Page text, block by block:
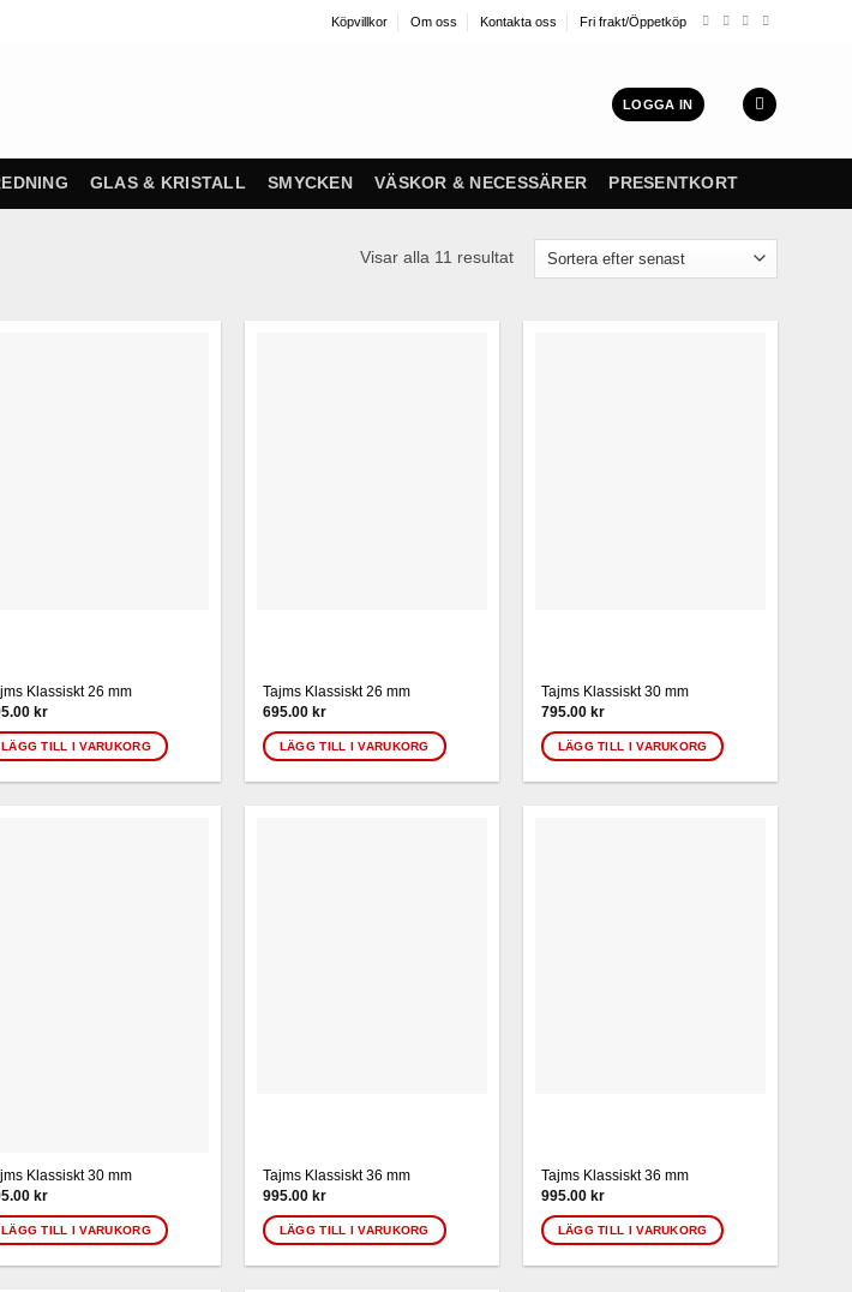
Köpvillkor Om oss Kontakta oss Fri frakt/Öppetköp
LOGGA IN
GLAS & KRISTALL SMYCKEN VÄSKOR & NECESSÄRER PRESENTKORT
Visar alla 11 resultatSortera
efter
Klassiskt 26 mm
kr
LÄGG TILL I VARUKORG
Tajms Klassiskt 26 mm
695.00 kr
LÄGG TILL I VARUKORG
Tajms Klassiskt 30 mm
795.00 kr
LÄGG TILL I VARUKORG
Klassiskt 30 mm
kr
LÄGG TILL I VARUKORG
Tajms Klassiskt 36 mm
995.00 kr
LÄGG TILL I VARUKORG
Tajms Klassiskt 36 mm
995.00 kr
LÄGG TILL I VARUKORG